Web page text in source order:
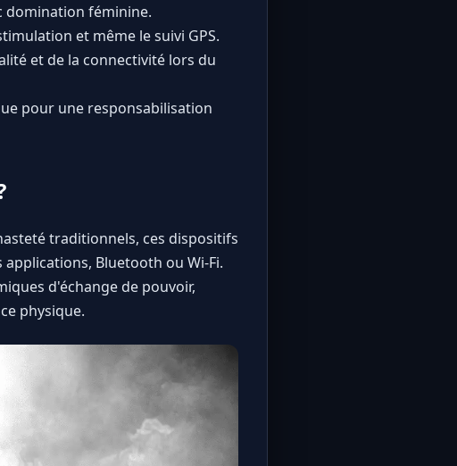
domination féminine.
et même le suivi GPS.
et de la connectivité lors du
pour une responsabilisation
traditionnels, ces dispositifs
Bluetooth ou Wi-Fi.
d'échange de pouvoir,
physique.